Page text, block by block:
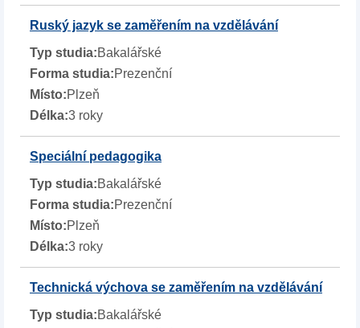
Ruský jazyk se zaměřením na vzdělávání
Bakalářské
Prezenční
Plzeň
3 roky
Speciální pedagogika
Bakalářské
Prezenční
Plzeň
3 roky
Technická výchova se zaměřením na vzdělávání
Bakalářské